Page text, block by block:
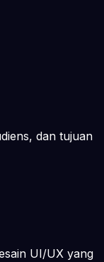
dan tujuan
UI/UX yang